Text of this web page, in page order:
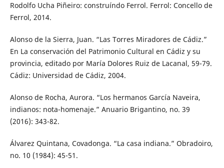
Rodolfo Ucha Piñeiro: construíndo Ferrol. Ferrol: Concello de
Ferrol, 2014.
Alonso de la Sierra, Juan. “Las Torres Miradores de Cádiz.”
En La conservación del Patrimonio Cultural en Cádiz y su
provincia, editado por María Dolores Ruiz de Lacanal, 59-79.
Cádiz: Universidad de Cádiz, 2004.
Alonso de Rocha, Aurora. “Los hermanos García Naveira,
indianos: nota-homenaje.” Anuario Brigantino, no. 39
(2016): 343-82.
Álvarez Quintana, Covadonga. “La casa indiana.” Obradoiro,
no. 10 (1984): 45-51.